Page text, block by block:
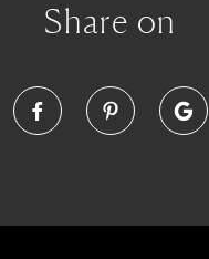
Share on